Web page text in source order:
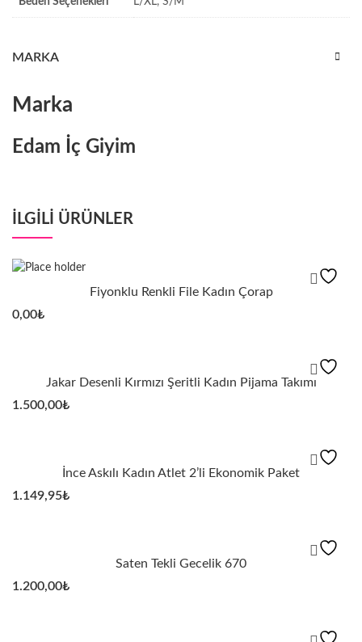
MARKA
Marka
Edam İç Giyim
ILGILI ÜRÜNLER
Fiyonklu Renkli File Kadın Çorap
0,00₺
Jakar Desenli Kırmızı Şeritli Kadın Pijama Takımı
1.500,00₺
İnce Askılı Kadın Atlet 2’li Ekonomik Paket
1.149,95₺
Saten Tekli Gecelik 670
1.200,00₺